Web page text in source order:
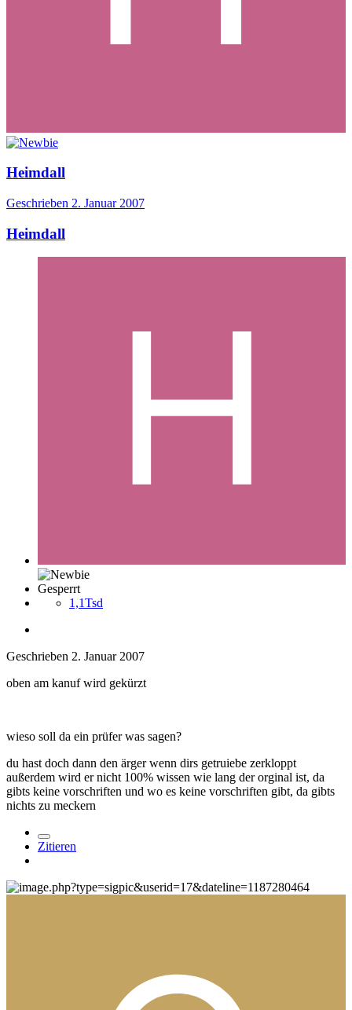
Heimdall
Geschrieben 2. Januar 2007
Heimdall
Gesperrt
1,1Tsd
Geschrieben 2. Januar 2007
oben am kanuf wird gekürzt
wieso soll da ein prüfer was sagen?
du hast doch dann den ärger wenn dirs getruiebe zerkloppt
außerdem wird er nicht 100% wissen wie lang der orginal ist, da
gibts keine vorschriften und wo es keine vorschriften gibt, da gibts
nichts zu meckern
Zitieren